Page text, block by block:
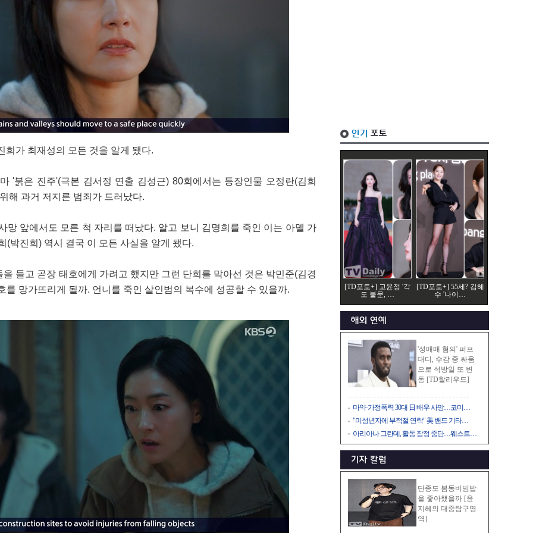
희가 최재성의 모든 것을 알게 됐다.
'붉은 진주'(극본 김서정 연출 김성근) 80회에서는 등장인물 오정란(김희
해 과거 저지른 범죄가 드러났다.
망 앞에서도 모른 척 자리를 떠났다. 알고 보니 김명희를 죽인 이는 아델 가
(박진희) 역시 결국 이 모든 사실을 알게 됐다.
들고 곧장 태호에게 가려고 했지만 그런 단희를 막아선 것은 박민준(김경
를 망가뜨리게 될까. 언니를 죽인 살인범의 복수에 성공할 수 있을까.
[TD포토+] 고윤정 '각
도 불문, …
[TD포토+] 55세? 김혜
수 '나이…
'성매매 혐의' 퍼프
대디, 수감 중 싸움
으로 석방일 또 변
동 [TD할리우드]
마약·가정폭력 30대 日 배우 사망…코미…
"미성년자에 부적절 연락" 美 밴드 기타…
아리아나 그란데, 활동 잠정 중단…웨스트…
단종도 봄동비빔밥
을 좋아했을까 [윤
지혜의 대중탐구영
역]